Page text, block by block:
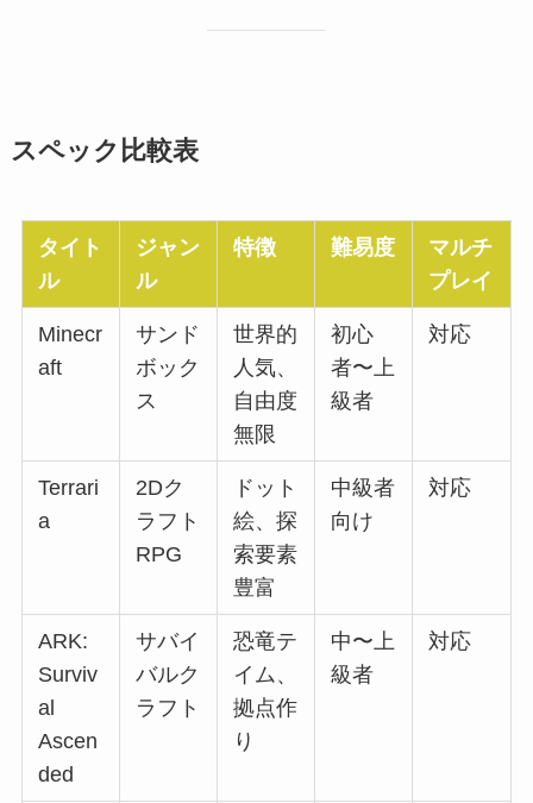
スペック比較表
タイト
ル
ジャン
ル
特徴 難易度
マルチ
プレイ
Minecr
aft
サンド
ボック
ス
世界的
人気、
自由度
無限
初心
者〜上
級者
対応
Terrari
a
2Dク
ラフト
RPG
ドット
絵、探
索要素
豊富
中級者
向け
対応
ARK:
Surviv
al
Ascen
ded
サバイ
バルク
ラフト
恐竜テ
イム、
拠点作
り
中〜上
級者
対応